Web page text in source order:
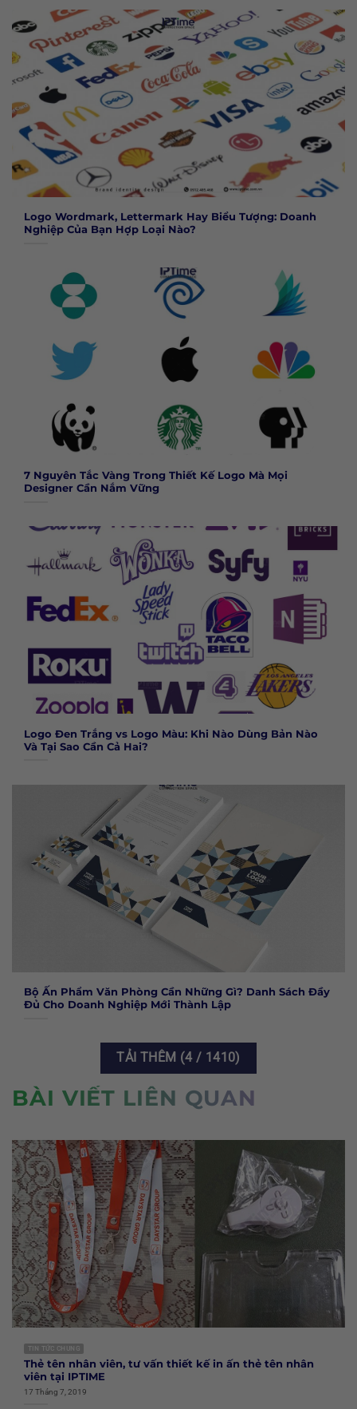
Logo Wordmark, Lettermark Hay Biểu Tượng: Doanh
Nghiệp Của Bạn Hợp Loại Nào?
7 Nguyên Tắc Vàng Trong Thiết Kế Logo Mà Mọi
Designer Cần Nắm Vững
Logo Đen Trắng vs Logo Màu: Khi Nào Dùng Bản Nào
Và Tại Sao Cần Cả Hai?
Bộ Ấn Phẩm Văn Phòng Cần Những Gì? Danh Sách Đầy
Đủ Cho Doanh Nghiệp Mới Thành Lập
TẢI THÊM (4/ 1410)
BÀI VIẾT LIÊN QUAN
TIN TỨC CHUNG
Thẻ tên nhân viên, tư vấn thiết kế in ấn thẻ tên nhân
viên tại IPTIME
17 Tháng 7, 2019